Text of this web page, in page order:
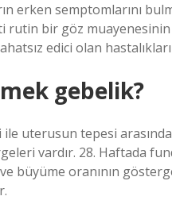
erken semptomlarını
rutin bir göz
edici olan
gebelik?
ile uterusun tepesi
vardır. 28. Haftada
büyüme oranının